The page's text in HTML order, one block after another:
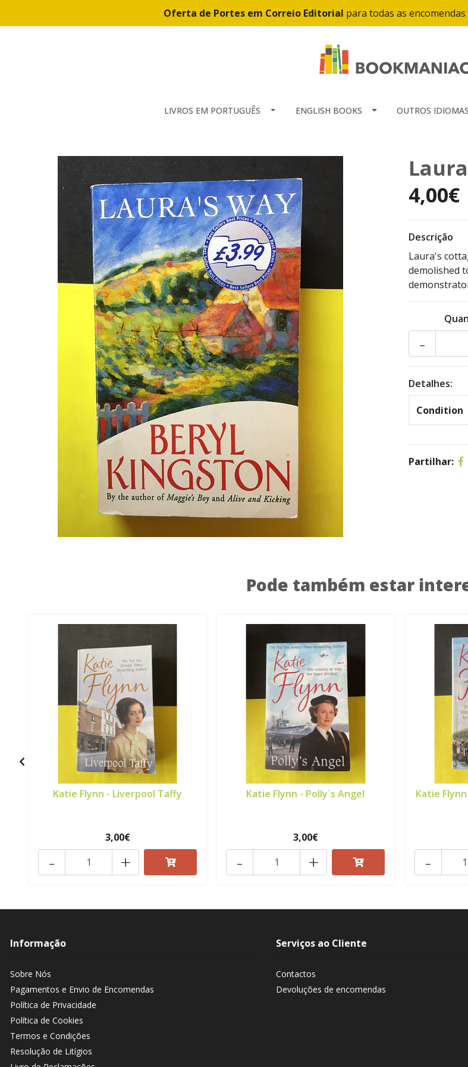
Oferta de Portes em Correio Editorial para todas as
LIVROS EM PORTUGUÊS ENGLISH BOOKS OUTROS IDIOMAS
4,00€
Descrição
Laura's
demolished
-
Detalhes:
Condition
Partilhar:
Pode também estar
Katie Flynn - Liverpool Taffy
3,00€
+
-
Katie Flynn - Polly´s Angel
3,00€
+
-
Katie
-
Informação
Sobre Nós
Pagamentos e Envio de Encomendas
Política de Privacidade
Política de Cookies
Termos e Condições
Resolução de Litígios
Serviços ao Cliente
Contactos
Devoluções de encomendas